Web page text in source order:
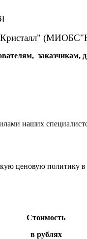
заказчикам,
наших
ценовую политику в
Стоимость
в рублях